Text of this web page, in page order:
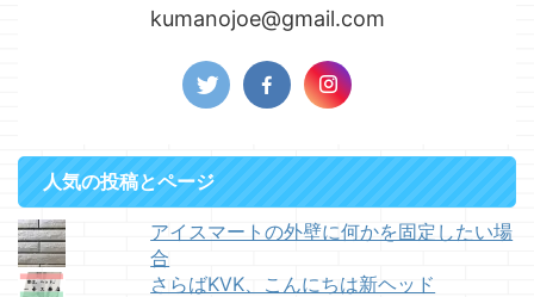
kumanojoe@gmail.com
人気の投稿とページ
アイスマートの外壁に何かを固定したい場
合
さらばKVK、こんにちは新ヘッド